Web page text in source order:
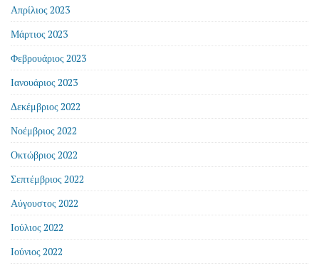
Απρίλιος 2023
Μάρτιος 2023
Φεβρουάριος 2023
Ιανουάριος 2023
Δεκέμβριος 2022
Νοέμβριος 2022
Οκτώβριος 2022
Σεπτέμβριος 2022
Αύγουστος 2022
Ιούλιος 2022
Ιούνιος 2022